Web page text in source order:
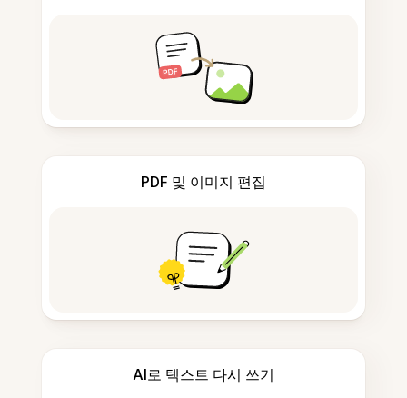
PDF 및 이미지 편집
AI로 텍스트 다시 쓰기